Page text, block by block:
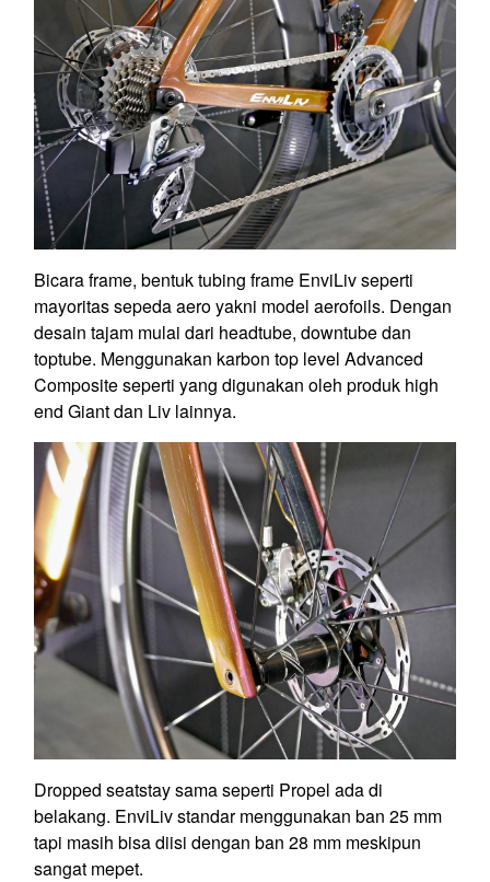
Bicara frame, bentuk tubing frame EnviLiv seperti
mayoritas sepeda aero yakni model aerofoils. Dengan
desain tajam mulai dari headtube, downtube dan
toptube. Menggunakan karbon top level Advanced
Composite seperti yang digunakan oleh produk high
end Giant dan Liv lainnya.
Dropped seatstay sama seperti Propel ada di
belakang. EnviLiv standar menggunakan ban 25 mm
tapi masih bisa diisi dengan ban 28 mm meskipun
sangat mepet.